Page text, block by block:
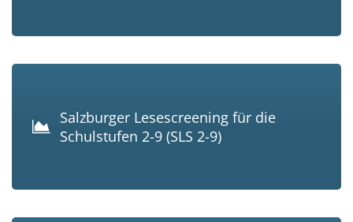
Salzburger Lesescreening für die
Schulstufen 2-9 (SLS 2-9)